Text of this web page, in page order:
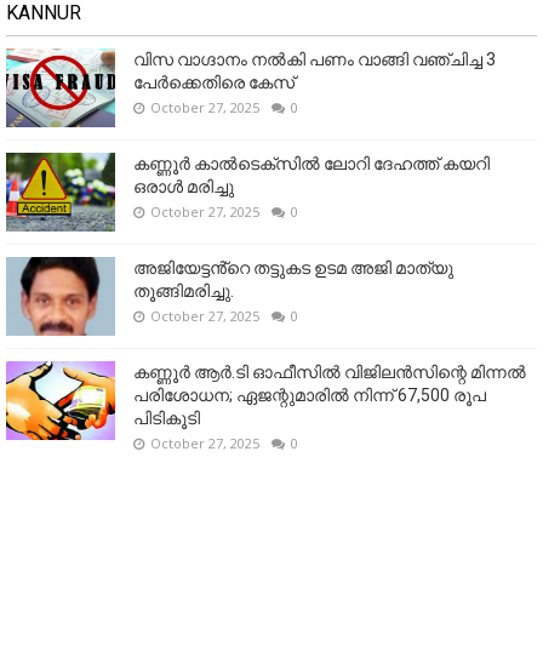
KANNUR
വിസ വാഗ്ദാനം നൽകി പണം വാങ്ങി വഞ്ചിച്ച 3
പേർക്കെതിരെ കേസ്
October 27, 2025 0
കണ്ണൂര്‍ കാല്‍ടെക്‌സില്‍ ലോറി ദേഹത്ത് കയറി
ഒരാള്‍ മരിച്ചു
October 27, 2025 0
അജിയേട്ടൻ്റെ തട്ടുകട ഉടമ അജി മാത്യു
തൂങ്ങിമരിച്ചു.
October 27, 2025 0
കണ്ണൂര്‍ ആര്‍.ടി ഓഫീസില്‍ വിജിലൻസിന്റെ മിന്നല്‍
പരിശോധന; ഏജന്റുമാരില്‍ നിന്ന് 67,500 രൂപ
പിടികൂടി
October 27, 2025 0